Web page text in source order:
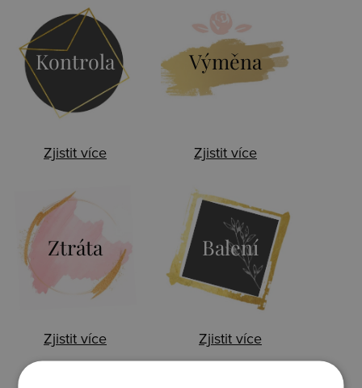
Kontrola
Zjistit více
Výměna
Zjistit více
Ztráta
Zjistit více
Balení
Zjistit více